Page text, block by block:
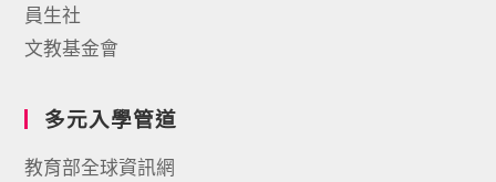
員生社
文教基金會
多元入學管道
教育部全球資訊網